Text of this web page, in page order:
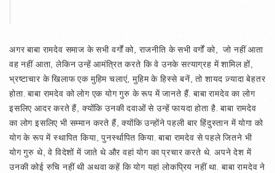
अगर बाबा रामदेव समाज के सभी वर्गों को, राजनीति के सभी वर्गों को, जो नहीं आता
वह नहीं आता, लेकिन उन्हें आमंत्रित करते कि वे उनके सत्याग्रह में शामिल हों,
भ्रष्टाचार के खिलाफ एक मुहिम चलाएं, मुहिम के हिस्से बनें, तो शायद ज़्यादा बेहतर
होता. बाबा रामदेव को लोग एक योग गुरु के रूप में जानते हैं. बाबा रामदेव का लोग
इसलिए आदर करते हैं, क्योंकि उनकी दवाओं से उन्हें फायदा होता है. बाबा रामदेव
का लोग इसलिए भी सम्मान करते हैं, क्योंकि उन्होंने पहली बार हिंदुस्तान में योगा को
योग के रूप में स्थापित किया, पुनर्स्थापित किया. बाबा रामदेव से पहले जितने भी
योग गुरु थे, वे विदेशों में जाते थे और वहां योग का प्रचार करते थे. अपने देश में
उनकी कोई रुचि नहीं थी अथवा कहें कि योग यहां लोकप्रिय नहीं था. बाबा रामदेव ने